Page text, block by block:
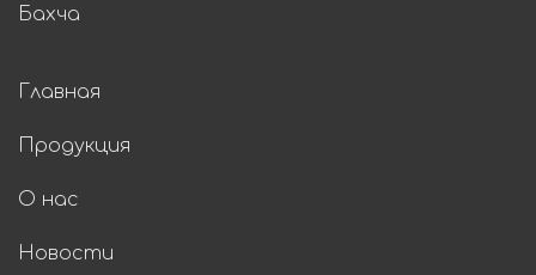
Бахча
Главная
Продукция
О нас
Новости